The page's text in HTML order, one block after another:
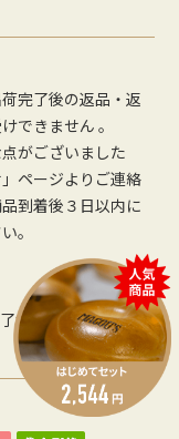
完了後の返品・返
できません 。
がございました
ページよりご連絡
到着後３日以内に
。
承ください。